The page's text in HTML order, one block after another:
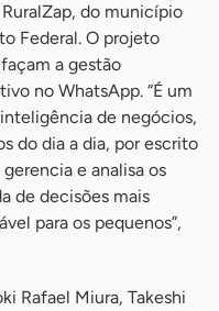
do município
Federal. O projeto
a gestão
no WhatsApp. “É um
de negócios,
do dia a dia, por escrito
e analisa os
de decisões mais
para os pequenos”,
Rafael Miura, Takeshi